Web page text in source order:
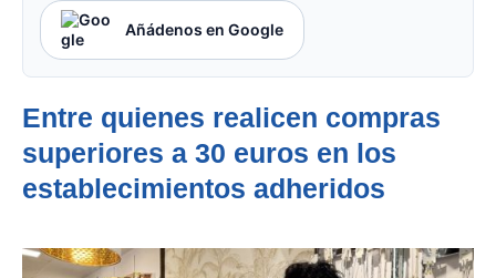
Añádenos en Google
Entre quienes realicen compras
superiores a 30 euros en los
establecimientos adheridos